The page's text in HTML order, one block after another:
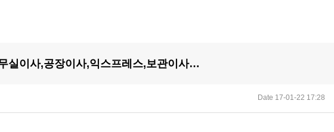
실이사,공장이사,익스프레스,보관이사…
Date 17-01-22 17:28